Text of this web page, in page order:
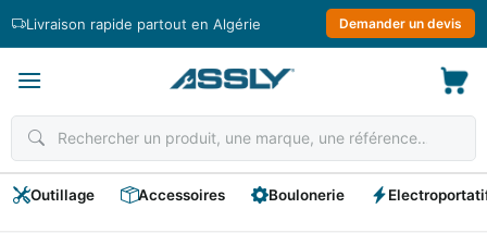
Livraison rapide partout en Algérie Demander un devis
Outillage Accessoires Boulonerie